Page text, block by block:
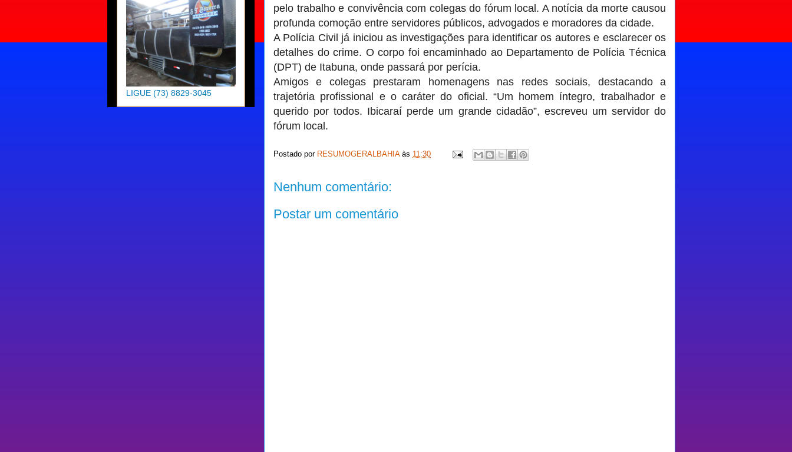
pelo trabalho e convivência com colegas do fórum local. A notícia da morte causou
profunda comoção entre servidores públicos, advogados e moradores da cidade.
A Polícia Civil já iniciou as investigações para identificar os autores e esclarecer os
detalhes do crime. O corpo foi encaminhado ao Departamento de Polícia Técnica
(DPT) de Itabuna, onde passará por perícia.
Amigos e colegas prestaram homenagens nas redes sociais, destacando a
trajetória profissional e o caráter do oficial. “Um homem íntegro, trabalhador e
querido por todos. Ibicaraí perde um grande cidadão”, escreveu um servidor do
fórum local.
Postado por RESUMOGERALBAHIA às 11:30
Nenhum comentário:
Postar um comentário
LIGUE (73) 8829-3045